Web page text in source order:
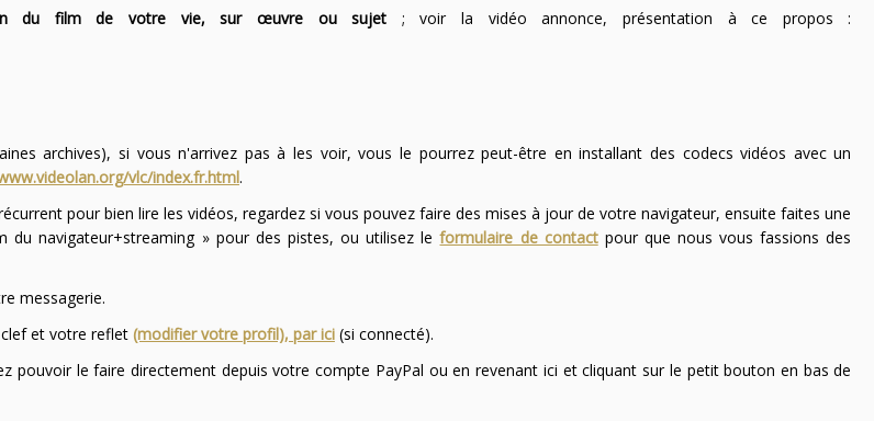
du film de votre vie, sur œuvre ou sujet ; voir la vidéo annonce, présentation à ce propos :
archives), si vous n'arrivez pas à les voir, vous le pourrez peut-être en installant des codecs vidéos avec un
vlc/index.fr.html.
pour bien lire les vidéos, regardez si vous pouvez faire des mises à jour de votre navigateur, ensuite faites une
du navigateur+streaming » pour des pistes, ou utilisez leformulaire de contactpour que nous vous fassions des
messagerie.
et votre reflet (modifier votre profil), par ici(si connecté).
pouvoir le faire directement depuis votre compte PayPal ou en revenant ici et cliquant sur le petit bouton en bas de